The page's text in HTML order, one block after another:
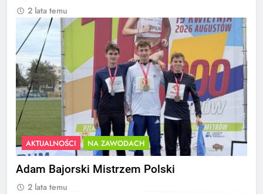
2 lata temu
AKTUALNOŚCI NA ZAWODACH
Adam Bajorski Mistrzem Polski
2 lata temu